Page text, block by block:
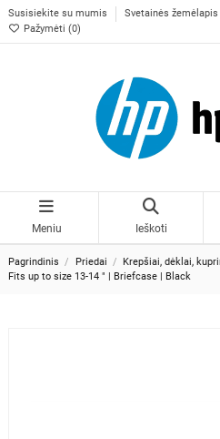
Susisiekite su mumis Svetainės žemėlapis
Pažymėti (0)
Meniu Ieškoti
Pagrindinis Priedai Krepšiai, dėklai,
Fits up to size 13-14 " | Briefcase | Black